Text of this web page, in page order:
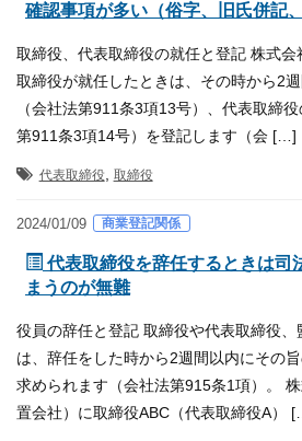
確認事項が多い（俗字、旧氏併記
取締役、代表取締役の就任と登記 株式
取締役が就任したときは、その時から2
（会社法第911条3項13号）、代表取締
第911条3項14号）を登記します（会 […]
代表取締役, 取締役
2024/01/09 商業登記関係
代表取締役を辞任するときは司
まうのが無難
役員の辞任と登記 取締役や代表取締役、
は、辞任をした時から2週間以内にその
求められます（会社法第915条1項）。
置会社）に取締役ABC（代表取締役A）